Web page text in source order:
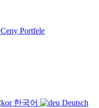
Ceny Portfele
한국어
Deutsch